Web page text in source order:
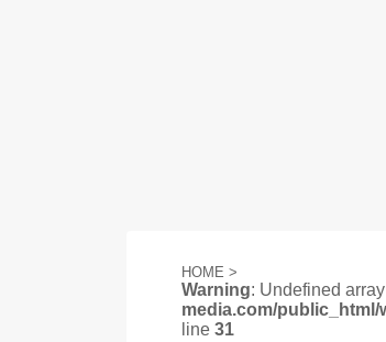
HOME >
Warning: Undefined
media.com/public_html/
line 31